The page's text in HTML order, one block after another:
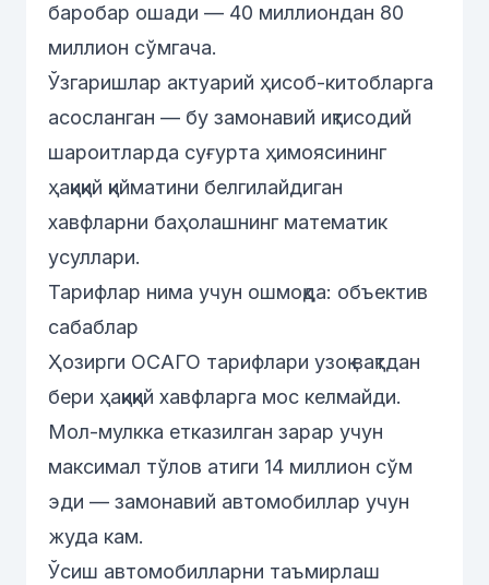
баробар ошади — 40 миллиондан 80
миллион сўмгача.
Ўзгаришлар актуарий ҳисоб-китобларга
асосланган — бу замонавий иқтисодий
шароитларда суғурта ҳимоясининг
ҳақиқий қийматини белгилайдиган
хавфларни баҳолашнинг математик
усуллари.
Тарифлар нима учун ошмоқда: объектив
сабаблар
Ҳозирги ОСАГО тарифлари узоқ вақтдан
бери ҳақиқий хавфларга мос келмайди.
Мол-мулкка етказилган зарар учун
максимал тўлов атиги 14 миллион сўм
эди — замонавий автомобиллар учун
жуда кам.
Ўсиш автомобилларни таъмирлаш